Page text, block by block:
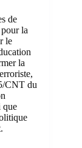
de
la
le
la
CNT du
que